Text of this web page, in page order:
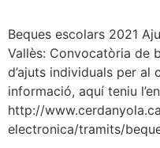
Beques escolars 2021
Vallès: Convocatòria de
d’ajuts individuals per al
informació, aquí teniu
http://
electronica/tramits/